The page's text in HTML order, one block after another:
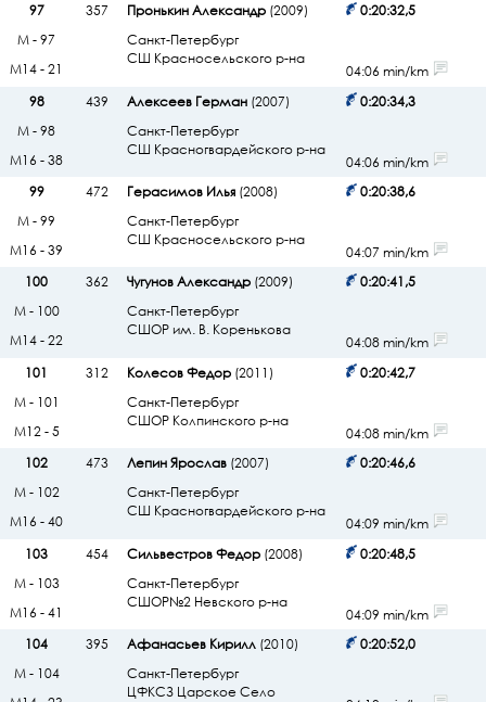
97
357 Пронькин Александр(2009)
Санкт-Петербург
СШ Красносельского р-на
0:20:32,5
М - 97
М14 - 21
04:06 min/km
98
439 Алексеев Герман(2007)
Санкт-Петербург
СШ Красногвардейского р-на
0:20:34,3
М - 98
М16 - 38
04:06 min/km
99
472 Герасимов Илья(2008)
Санкт-Петербург
СШ Красносельского р-на
0:20:38,6
М - 99
М16 - 39
04:07 min/km
100
362 Чугунов Александр(2009)
Санкт-Петербург
СШОР им. В. Коренькова
0:20:41,5
М - 100
М14 - 22
04:08 min/km
101
312 Колесов Федор(2011)
Санкт-Петербург
СШОР Колпинского р-на
0:20:42,7
М - 101
М12 - 5
04:08 min/km
102
473 Лепин Ярослав(2007)
Санкт-Петербург
СШ Красногвардейского р-на
0:20:46,6
М - 102
М16 - 40
04:09 min/km
103
454 Сильвестров Федор(2008)
Санкт-Петербург
СШОР№2 Невского р-на
0:20:48,5
М - 103
М16 - 41
04:09 min/km
104
395 Афанасьев Кирилл(2010)
Санкт-Петербург
ЦФКСЗ Царское Село
0:20:52,0
М - 104